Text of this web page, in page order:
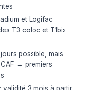
et Logifac
T3 coloc et T1bis
possible, mais
→ premiers
validité 3 mois à partir